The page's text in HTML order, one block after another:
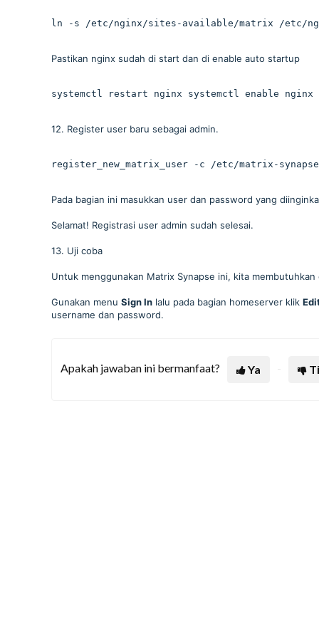
ln -s /etc/nginx/sites-available/matrix /etc/
Pastikan nginx sudah di start dan di enable auto startup
systemctl restart nginx systemctl enable nginx
12. Register user baru sebagai admin.
register_new_matrix_user -c /etc/matrix-
Pada bagian ini masukkan user dan password yang
Selamat! Registrasi user admin sudah selesai.
13. Uji coba
Untuk menggunakan Matrix Synapse ini, kita
Gunakan menu Sign In lalu pada bagian homeserver klik
username dan password.
Apakah jawaban ini bermanfaat? Ya